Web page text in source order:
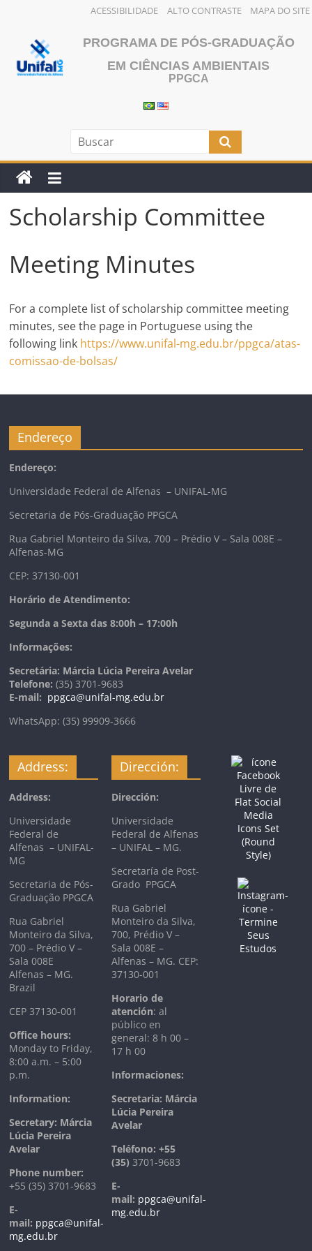
ACESSIBILIDADE ALTO CONTRASTE MAPA DO SITE
content
PROGRAMA DE PÓS-GRADUAÇÃO
EM CIÊNCIAS AMBIENTAIS
PPGCA
Scholarship Committee
Meeting Minutes
For a complete list of scholarship committee meeting
minutes, see the page in Portuguese using the
following link https://www.unifal-mg.edu.br/ppgca/atas-
comissao-de-bolsas/
Endereço
Endereço:
Universidade Federal de Alfenas – UNIFAL-MG
Secretaria de Pós-Graduação PPGCA
Rua Gabriel Monteiro da Silva, 700 – Prédio V – Sala 008E –
Alfenas-MG
CEP: 37130-001
Horário de Atendimento:
Segunda a Sexta das 8:00h – 17:00h
Informações:
Secretária: Márcia Lúcia Pereira Avelar
Telefone: (35) 3701-9683
E-mail: ppgca@unifal-mg.edu.br
WhatsApp: (35) 99909-3666
Address:
Address:
Universidade
Federal de
Alfenas – UNIFAL-
MG
Secretaria de Pós-
Graduação PPGCA
Rua Gabriel
Monteiro da Silva,
700 – Prédio V –
Sala 008E
Alfenas – MG.
Brazil
CEP 37130-001
Office hours:
Monday to Friday,
8:00 a.m. – 5:00
p.m.
Information:
Secretary: Márcia
Lúcia Pereira
Avelar
Phone number:
+55 (35) 3701-9683
E-
mail: ppgca@unifal-
mg.edu.br
Dirección:
Dirección:
Universidade
Federal de Alfenas
– UNIFAL – MG.
Secretaría de Post-
Grado PPGCA
Rua Gabriel
Monteiro da Silva,
700, Prédio V –
Sala 008E –
Alfenas – MG. CEP:
37130-001
Horario de
atención: al
público en
general: 8 h 00 –
17 h 00
Informaciones:
Secretaria: Márcia
Lúcia Pereira
Avelar
Teléfono: +55
(35)3701-9683
E-
mail: ppgca@unifal-
mg.edu.br